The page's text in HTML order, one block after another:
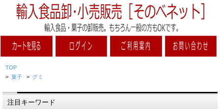
TOP
> 菓子 > グミ
注目キーワード